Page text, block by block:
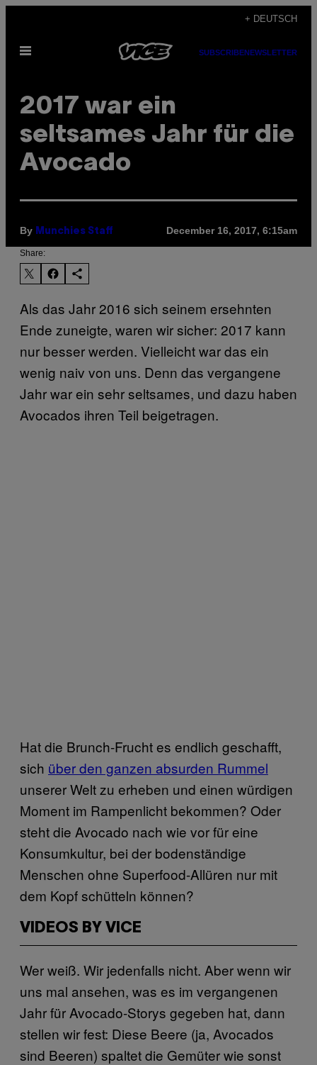
content
+ DEUTSCH
Open
SUBSCRIBENEWSLETTER
2017 war ein
seltsames Jahr für die
Avocado
By Munchies Staff December 16, 2017, 6:15am
Share:
Als das Jahr 2016 sich seinem ersehnten
Ende zuneigte, waren wir sicher: 2017 kann
nur besser werden. Vielleicht war das ein
wenig naiv von uns. Denn das vergangene
Jahr war ein sehr seltsames, und dazu haben
Avocados ihren Teil beigetragen.
Hat die Brunch-Frucht es endlich geschafft,
sich über den ganzen absurden Rummel
unserer Welt zu erheben und einen würdigen
Moment im Rampenlicht bekommen? Oder
steht die Avocado nach wie vor für eine
Konsumkultur, bei der bodenständige
Menschen ohne Superfood-Allüren nur mit
dem Kopf schütteln können?
VIDEOS BY VICE
Wer weiß. Wir jedenfalls nicht. Aber wenn wir
uns mal ansehen, was es im vergangenen
Jahr für Avocado-Storys gegeben hat, dann
stellen wir fest: Diese Beere (ja, Avocados
sind Beeren) spaltet die Gemüter wie sonst